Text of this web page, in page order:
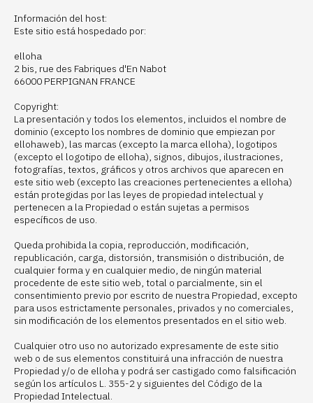
Información del host:
Este sitio está hospedado por:
elloha
2 bis, rue des Fabriques d'En Nabot
66000 PERPIGNAN FRANCE
Copyright:
La presentación y todos los elementos, incluidos el nombre de
dominio (excepto los nombres de dominio que empiezan por
ellohaweb), las marcas (excepto la marca elloha), logotipos
(excepto el logotipo de elloha), signos, dibujos, ilustraciones,
fotografías, textos, gráficos y otros archivos que aparecen en
este sitio web (excepto las creaciones pertenecientes a elloha)
están protegidas por las leyes de propiedad intelectual y
pertenecen a la Propiedad o están sujetas a permisos
específicos de uso.
Queda prohibida la copia, reproducción, modificación,
republicación, carga, distorsión, transmisión o distribución, de
cualquier forma y en cualquier medio, de ningún material
procedente de este sitio web, total o parcialmente, sin el
consentimiento previo por escrito de nuestra Propiedad, excepto
para usos estrictamente personales, privados y no comerciales,
sin modificación de los elementos presentados en el sitio web.
Cualquier otro uso no autorizado expresamente de este sitio
web o de sus elementos constituirá una infracción de nuestra
Propiedad y/o de elloha y podrá ser castigado como falsificación
según los artículos L. 355-2 y siguientes del Código de la
Propiedad Intelectual.